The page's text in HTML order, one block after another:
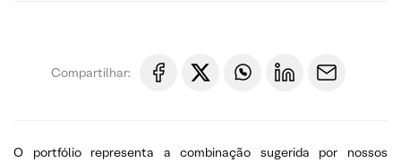
Compartilhar:
O portfólio representa a combinação sugerida por nossos